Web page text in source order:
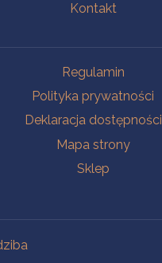
Kontakt
Regulamin
Polityka prywatności
Deklaracja dostępności
Mapa strony
Sklep